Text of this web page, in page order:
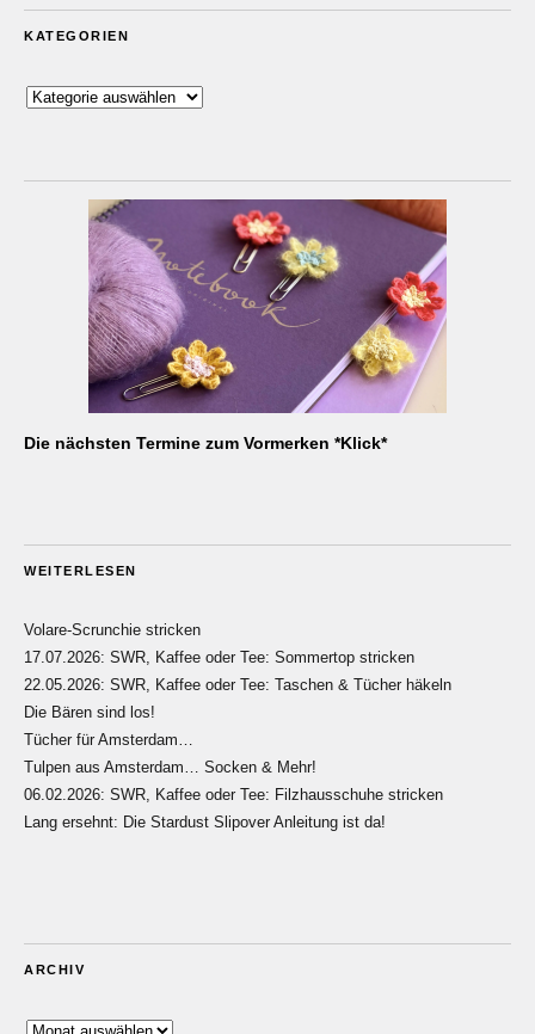
KATEGORIEN
Kategorien
Die nächsten Termine zum Vormerken *Klick*
WEITERLESEN
Volare-Scrunchie stricken
17.07.2026: SWR, Kaffee oder Tee: Sommertop stricken
22.05.2026: SWR, Kaffee oder Tee: Taschen & Tücher häkeln
Die Bären sind los!
Tücher für Amsterdam…
Tulpen aus Amsterdam… Socken & Mehr!
06.02.2026: SWR, Kaffee oder Tee: Filzhausschuhe stricken
Lang ersehnt: Die Stardust Slipover Anleitung ist da!
ARCHIV
Archiv